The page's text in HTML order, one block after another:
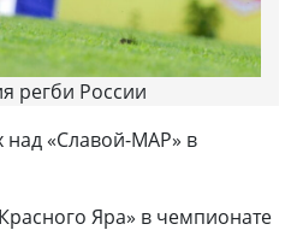
регби России
над «Славой-МАР» в
Яра» в чемпионате